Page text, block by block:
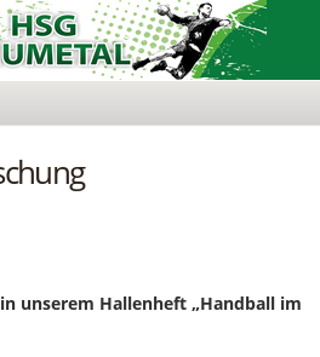
unserem Hallenheft „Handball im